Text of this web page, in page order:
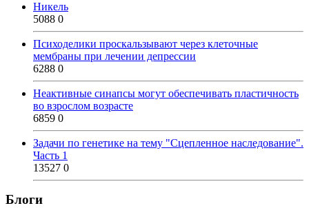
Никель
5088 0
Психоделики проскальзывают через клеточные
мембраны при лечении депрессии
6288 0
Неактивные синапсы могут обеспечивать пластичность
во взрослом возрасте
6859 0
Задачи по генетике на тему "Сцепленное наследование".
Часть 1
13527 0
Блоги